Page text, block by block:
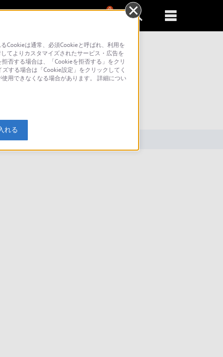
0
Cookieは通常、必須Cookieと呼ばれ、利用を
てよりカスタマイズされたサービス・広告を
否する場合は、「Cookieを拒否する」をクリ
する場合は「Cookie設定」をクリックしてく
用できなくなる場合があります。 詳細につい
れる